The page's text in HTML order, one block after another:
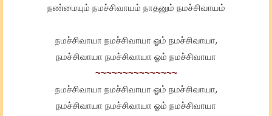
நண்மையும் நமச்சிவாயம் நாதனும் நமச்சிவாயம்
நமச்சிவாயா நமச்சிவாயா ஓம் நமச்சிவாயா,
நமச்சிவாயா நமச்சிவாயா ஓம் நமச்சிவாயா
~~~~~~~~~~~~~~~
நமச்சிவாயா நமச்சிவாயா ஓம் நமச்சிவாயா,
நமச்சிவாயா நமச்சிவாயா ஓம் நமச்சிவாயா